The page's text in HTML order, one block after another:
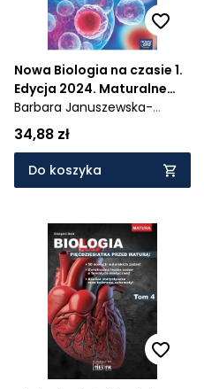
Nowa Biologia na czasie 1.
Edycja 2024. Maturalne
karty pracy. Liceum i
technikum. Zakres
rozszerzony
Barbara Januszewska-
Hasiec,
Renata Stencel,
Anna Dąmbska
34,88 zł
Do koszyka